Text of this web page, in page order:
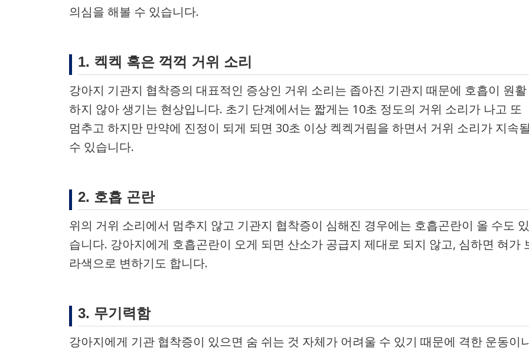
의심을 해볼 수 있습니다.
1. 켁켁 혹은 꺽꺽 거위 소리
강아지 기관지 협착증의 대표적인 증상인 거위 소리는 좁아진 기관지 때문에 호흡이 원활
하지 않아 생기는 현상입니다. 초기 단계에서는 짧게는 10초 정도의 거위 소리가 나고 또
멈추고 하지만 만약에 진정이 되게 되면 30초 이상 켁켁거림을 하면서 거위 소리가 지속될
수 있습니다.
2. 호흡 곤란
위의 거위 소리에서 멈추지 않고 기관지 협착증이 심해진 경우에는 호흡곤란이 올 수도 있
습니다. 강아지에게 호흡곤란이 오게 되면 산소가 공급지 제대로 되지 않고, 심하면 혀가
라색으로 변하기도 합니다.
3. 무기력함
강아지에게 기관 협착증이 있으면 숨 쉬는 것 자체가 어려울 수 있기 때문에 격한 운동이